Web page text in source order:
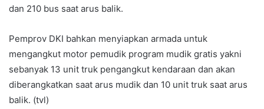
dan 210 bus saat arus balik.
Pemprov DKI bahkan menyiapkan armada untuk
mengangkut motor pemudik program mudik gratis yakni
sebanyak 13 unit truk pengangkut kendaraan dan akan
diberangkatkan saat arus mudik dan 10 unit truk saat arus
balik. (tvl)